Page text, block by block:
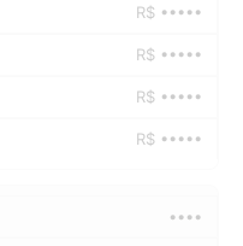
R$ •••••
R$ •••••
R$ •••••
R$ •••••
••••